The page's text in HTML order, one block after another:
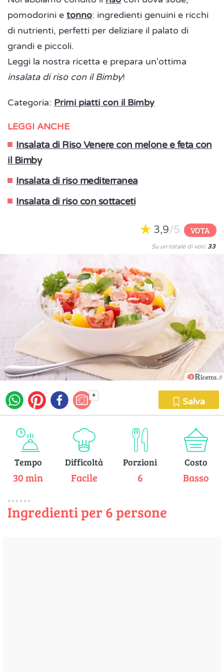
pomodorini e tonno: ingredienti genuini e ricchi
di nutrienti, perfetti per deliziare il palato di
grandi e piccoli.
Leggi la nostra ricetta e prepara un'ottima
insalata di riso con il Bimby!
Categoria: Primi piatti con il Bimby
LEGGI ANCHE
Insalata di Riso Venere con melone e feta con
il Bimby
Insalata di riso mediterranea
Insalata di riso con sottaceti
3,9/5 VOTA
Su un totale di voti: 33
+
Salva
Tempo
30 min
Difficoltà
Facile
Porzioni
6
Costo
Basso
Ingredienti per 6 persone